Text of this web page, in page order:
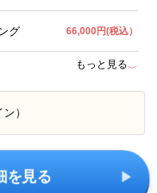
グ 66,000円(税込）
もっと見る﹀
）
を見る